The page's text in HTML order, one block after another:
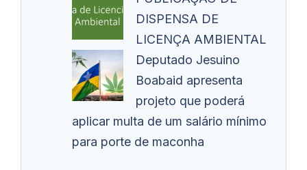
DISPENSA DE
LICENÇA AMBIENTAL
Deputado Jesuino
Boabaid apresenta
projeto que poderá
aplicar multa de um salário mínimo
para porte de maconha